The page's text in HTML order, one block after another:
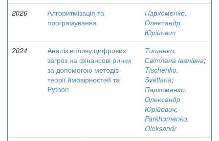
2026
Алгоритмізація та
програмування
Пархоменко,
Олександр
Юрійович
2024
Аналіз впливу цифрових
загроз на фінансові ринки
за допомогою методів
теорії ймовірностей та
Python
Тищенко,
Світлана Іванівна;
Tischenko,
Svetlana;
Пархоменко,
Олександр
Юрійович;
Parkhomenko,
Oleksandr